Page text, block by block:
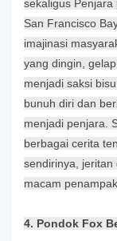
sekaligus
San Francisco
imajinasi
yang dingin,
menjadi saksi
bunuh diri dan
menjadi penjara.
berbagai cerita
sendirinya, jeritan
macam
4. Pondok Fox